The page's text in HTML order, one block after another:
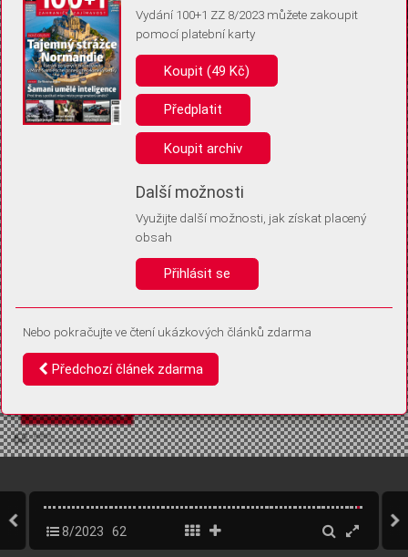
Pro základní fungování webu nepotřebujeme ukládat žádné informace
(tzv. cookies apod.). Rádi bychom vás ale požádali o souhlas s
uložením volitelných informací:
Anonymní unikátní ID
Díky němu příště poznáme, že se jedná o stejné zařízení, a
Identifikátor je zcela anonymní.
Vaše souhlasy a odmítnutí si ukládáme do vašeho zařízení, abychom se
vás už příště znovu neptali. Můžete je kdykoli později upravit ve Správě
8/2023 62
Vydání 100+1 ZZ 8/2023 můžete zakoupit
pomocí platební karty
Koupit (49 Kč)
Předplatit
Koupit archiv
Další možnosti
Využijte další možnosti, jak získat placený
obsah
Přihlásit se
Nebo pokračujte ve čtení ukázkových článků zdarma
Předchozí článek zdarma